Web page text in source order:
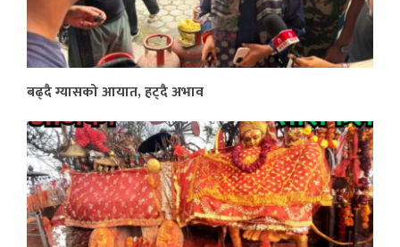
बढ्दै ग्यासको आयात, हट्दै अभाव